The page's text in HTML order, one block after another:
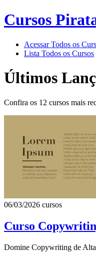
Cursos
Acessar Todos os
Lista Todos os Cursos
Últimos
Confira os 12 cursos mais
06/03/2026 cursos
Curso
Domine Copywriting de Alta